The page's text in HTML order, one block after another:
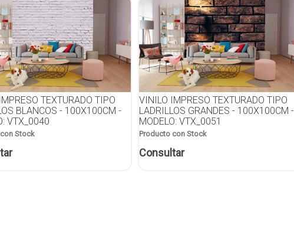
TEXTURADO TIPO
BLANCOS - 100X100CM -
VTX_0040
Stock
VINILO IMPRESO TEXTURADO TIPO
LADRILLOS GRANDES - 100X100CM -
MODELO: VTX_0051
Producto con Stock
Consultar